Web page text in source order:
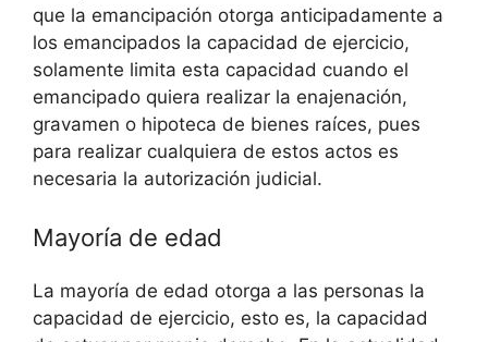
que la emancipación otorga anticipadamente a
los emancipados la capacidad de ejercicio,
solamente limita esta capacidad cuando el
emancipado quiera realizar la enajenación,
gravamen o hipoteca de bienes raíces, pues
para realizar cualquiera de estos actos es
necesaria la autorización judicial.
Mayoría de edad
La mayoría de edad otorga a las personas la
capacidad de ejercicio, esto es, la capacidad